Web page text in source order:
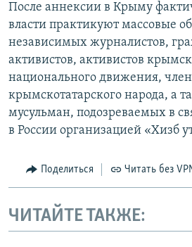
После аннексии в Крыму
власти практикуют массовые
независимых журналистов,
активистов, активистов
национального движения,
крымскотатарского народа, а
мусульман, подозреваемых в
в России организацией «Хизб
Поделиться Читать без
ЧИТАЙТЕ ТАКЖЕ: